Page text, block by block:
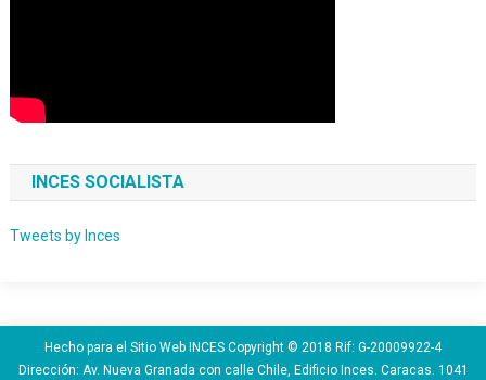
INCES SOCIALISTA
Tweets by Inces
Hecho para el Sitio Web INCES Copyright © 2018 Rif: G-20009922-4
Dirección: Av. Nueva Granada con calle Chile, Edificio Inces. Caracas. 1041